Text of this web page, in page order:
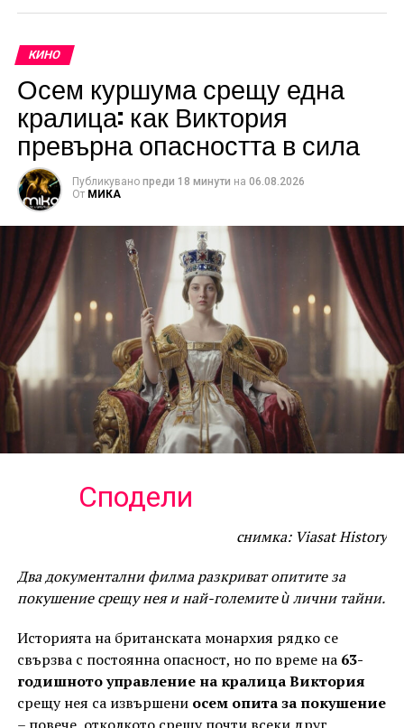
КИНО
Осем куршума срещу една
кралица: как Виктория
превърна опасността в сила
Публикувано преди 18 минути на 06.08.2026
От МИКА
Сподели
снимка: Viasat History
Два документални филма разкриват опитите за
покушение срещу нея и най-големите ѝ лични тайни.
Историята на британската монархия рядко се
свързва с постоянна опасност, но по време на 63-
годишното управление на кралица Виктория
срещу нея са извършени осем опита за покушение